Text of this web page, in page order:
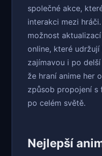
společné akce,
interakci mezi
možnost
online, které udržují
zajímavou i po
že hraní anime her
způsob propojení s
po celém světě.
Nejlepší